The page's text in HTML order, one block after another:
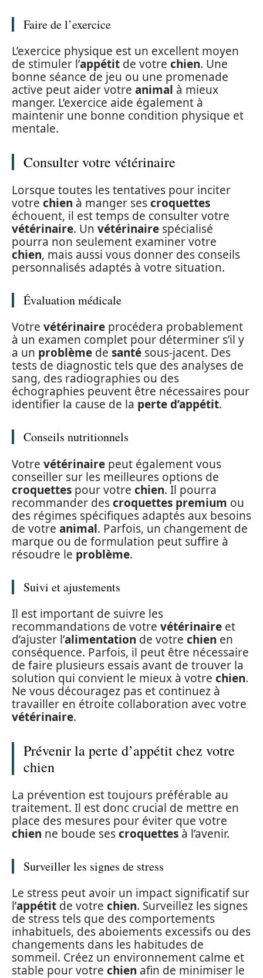
Faire de l’exercice
L’exercice physique est un excellent moyen
de stimuler l’appétit de votre chien. Une
bonne séance de jeu ou une promenade
active peut aider votre animal à mieux
manger. L’exercice aide également à
maintenir une bonne condition physique et
mentale.
Consulter votre vétérinaire
Lorsque toutes les tentatives pour inciter
votre chien à manger sescroquettes
échouent, il est temps de consulter votre
vétérinaire. Un vétérinaire spécialisé
pourra non seulement examiner votre
chien, mais aussi vous donner des conseils
personnalisés adaptés à votre situation.
Évaluation médicale
Votre vétérinaire procédera probablement
à un examen complet pour déterminer s’il y
a un problème de santé sous-jacent. Des
tests de diagnostic tels que des analyses de
sang, des radiographies ou des
échographies peuvent être nécessaires pour
identifier la cause de la perte d’appétit.
Conseils nutritionnels
Votre vétérinaire peut également vous
conseiller sur les meilleures options de
croquettes pour votre chien. Il pourra
recommander descroquettes premium ou
des régimes spécifiques adaptés aux besoins
de votre animal. Parfois, un changement de
marque ou de formulation peut suffire à
résoudre le problème.
Suivi et ajustements
Il est important de suivre les
recommandations de votre vétérinaire et
d’ajuster l’alimentation de votre chien en
conséquence. Parfois, il peut être nécessaire
de faire plusieurs essais avant de trouver la
solution qui convient le mieux à votre chien.
Ne vous découragez pas et continuez à
travailler en étroite collaboration avec votre
vétérinaire.
Prévenir la perte d’appétit chez votre
chien
La prévention est toujours préférable au
traitement. Il est donc crucial de mettre en
place des mesures pour éviter que votre
chien ne boude sescroquettes à l’avenir.
Surveiller les signes de stress
Le stress peut avoir un impact significatif sur
l’appétit de votre chien. Surveillez les signes
de stress tels que des comportements
inhabituels, des aboiements excessifs ou des
changements dans les habitudes de
sommeil. Créez un environnement calme et
stable pour votre chien afin de minimiser le